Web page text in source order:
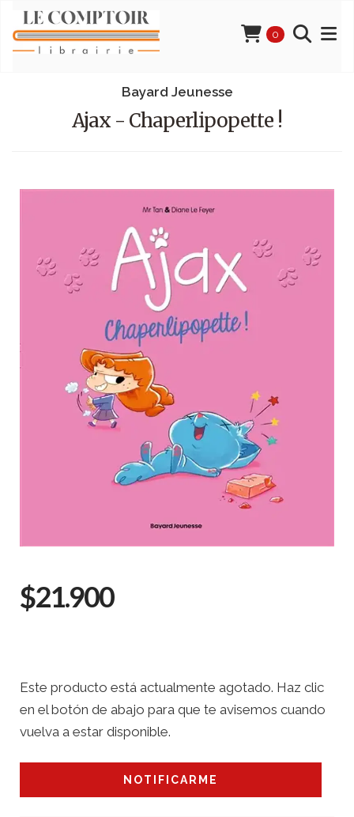
0
Bayard Jeunesse
Ajax - Chaperlipopette !
$21.900
Este producto está actualmente agotado. Haz clic
en el botón de abajo para que te avisemos cuando
vuelva a estar disponible.
NOTIFICARME